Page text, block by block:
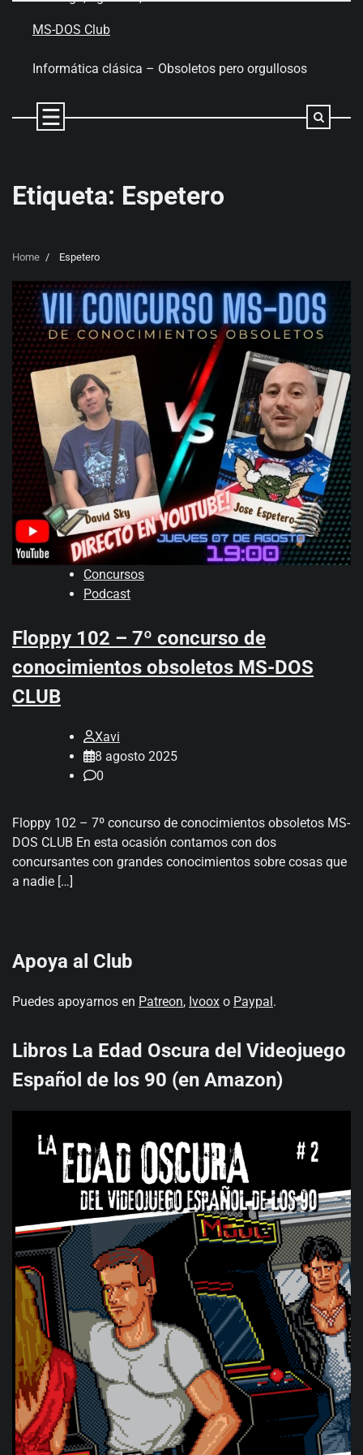
MS-DOS Club
Informática clásica – Obsoletos pero orgullosos
Etiqueta: Espetero
Home Espetero
Concursos
Podcast
Floppy 102 – 7º concurso de
conocimientos obsoletos MS-DOS
CLUB
Xavi
8 agosto 2025
0
Floppy 102 – 7º concurso de conocimientos obsoletos MS-
DOS CLUB En esta ocasión contamos con dos
concursantes con grandes conocimientos sobre cosas que
a nadie […]
Apoya al Club
Puedes apoyarnos en Patreon, Ivoox o Paypal.
Libros La Edad Oscura del Videojuego
Español de los 90 (en Amazon)